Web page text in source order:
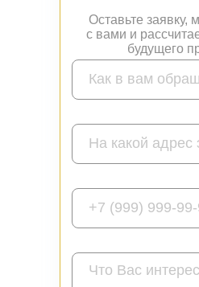
Оставьте заявку,
с вами и
будущего